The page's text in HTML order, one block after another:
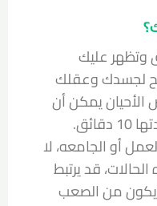
وتظهر عليك
لجسدك وعقلك
الأحيان يمكن أن
تكون هذه قيلولة قصيرة مدتها 10 دقائق.
أو الجامعه، لا
قد يرتبط
يكون من الصعب